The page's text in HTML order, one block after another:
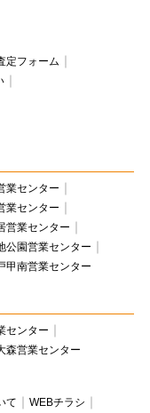
定フォーム
業センター
業センター
営業センター
公園営業センター
甲南営業センター
センター
森営業センター
て
WEBチラシ